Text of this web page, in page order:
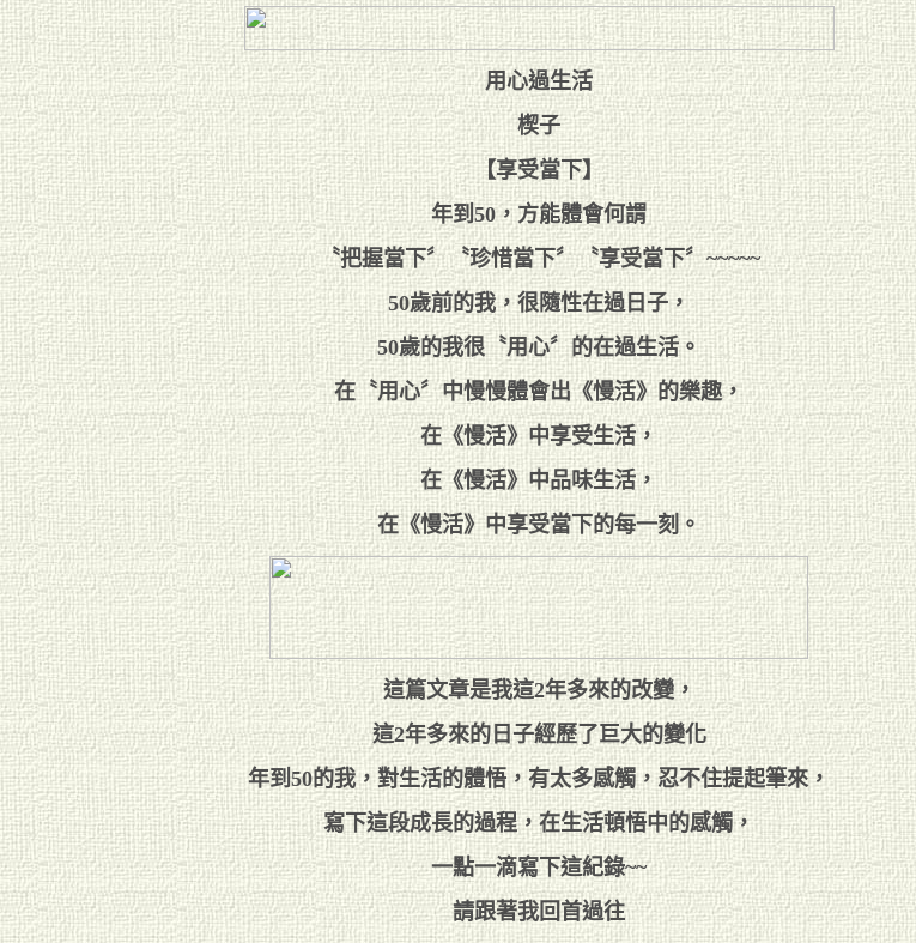
用心過生活
楔子
【享受當下】
年到50，方能體會何謂
〝把握當下〞〝珍惜當下〞〝享受當下〞~~~~~
50歲前的我，很隨性在過日子，
50歲的我很〝用心〞的在過生活。
在〝用心〞中慢慢體會出《慢活》的樂趣，
在《慢活》中享受生活，
在《慢活》中品味生活，
在《慢活》中享受當下的每一刻。
這篇文章是我這2年多來的改變，
這2年多來的日子經歷了巨大的變化
年到50的我，對生活的體悟，有太多感觸，忍不住提起筆來，
寫下這段成長的過程，在生活頓悟中的感觸，
一點一滴寫下這紀錄~~
請跟著我回首過往